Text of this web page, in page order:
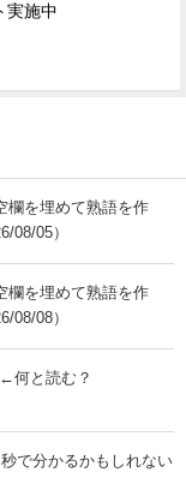
実施中
を埋めて熟語を作
08/05）
を埋めて熟語を作
08/08）
何と読む？
で分かるかもしれない